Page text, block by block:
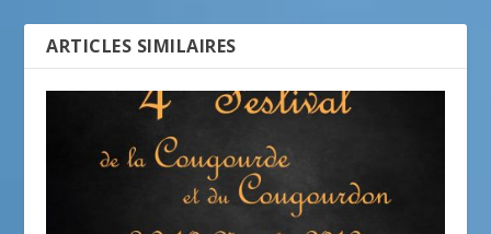
ARTICLES SIMILAIRES